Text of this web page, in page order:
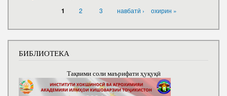
1 2 3 навбатӣ › охирин »
БИБЛИОТЕКА
Тақвими соли маърифати ҳуқуқӣ